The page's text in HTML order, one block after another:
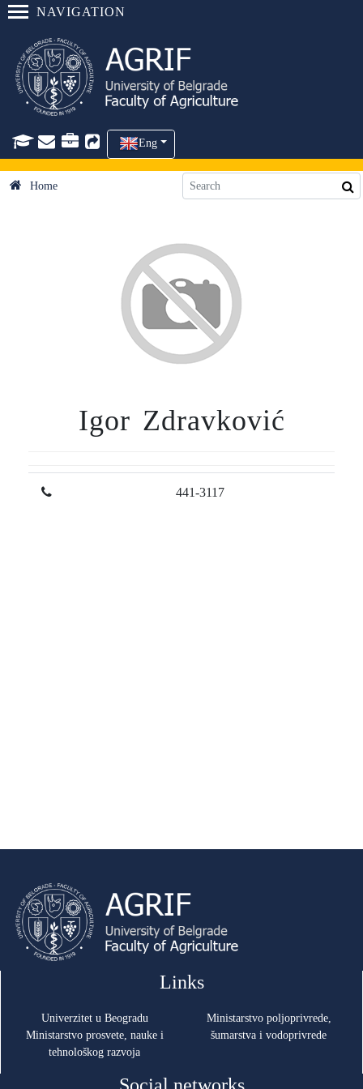
NAVIGATION
Eng
Home
Igor Zdravković
441-3117
Links
Univerzitet u Beogradu
Ministarstvo prosvete, nauke i
tehnološkog razvoja
Ministarstvo poljoprivrede,
šumarstva i vodoprivrede